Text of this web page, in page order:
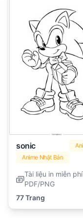
sonic
Anime Nhật Bản
Tài liệu in miễn phí
PDF/PNG
77 Trang